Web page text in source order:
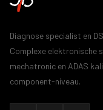
Diagnose specialist en
Complexe elektronische
mechatronic en ADAS
component-niveau.